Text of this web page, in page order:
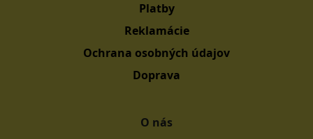
Platby
Reklamácie
Ochrana osobných údajov
Doprava
O nás